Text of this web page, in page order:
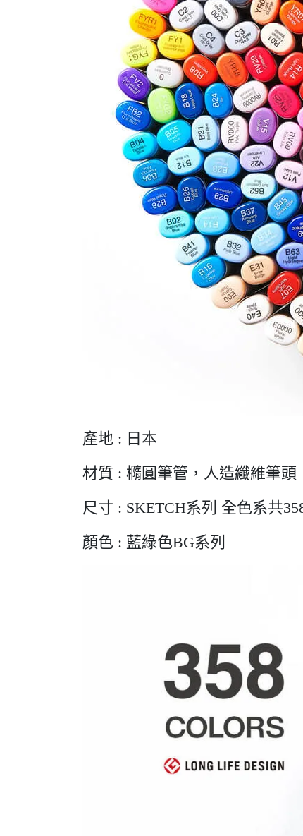
產地 : 日本
材質 : 橢圓筆管，人造纖維筆頭
尺寸 : SKETCH系列 全色系共
顏色 : 藍綠色BG系列